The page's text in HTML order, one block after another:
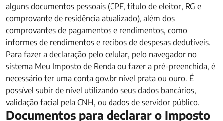
alguns documentos pessoais (CPF, título de eleitor, RG e
comprovante de residência atualizado), além dos
comprovantes de pagamentos e rendimentos, como
informes de rendimentos e recibos de despesas dedutíveis.
Para fazer a declaração pelo celular, pelo navegador no
sistema Meu Imposto de Renda ou fazer a pré-preenchida, é
necessário ter uma conta gov.br nível prata ou ouro. É
possível subir de nível utilizando seus dados bancários,
validação facial pela CNH, ou dados de servidor público.
Documentos para declarar o Imposto